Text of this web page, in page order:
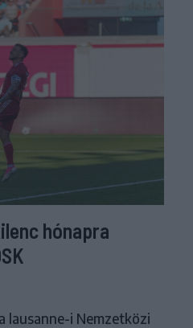
hónapra
lausanne-i Nemzetközi